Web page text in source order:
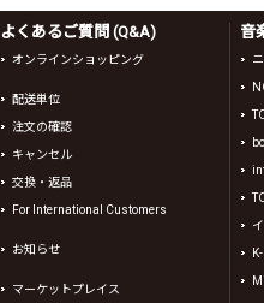
よくあるご質問 (Q&A)
オンラインショッピング
配送単位
注文の確認
キャンセル
交換・返品
For International Customers
お知らせ
マーケットプレイス
音